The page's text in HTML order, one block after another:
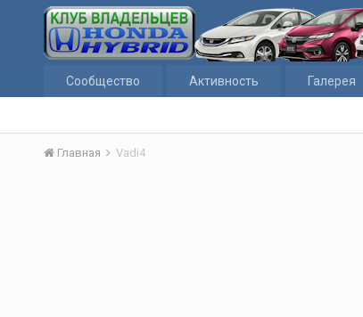
Сообщество Активность Галерея
Главная Vadi4